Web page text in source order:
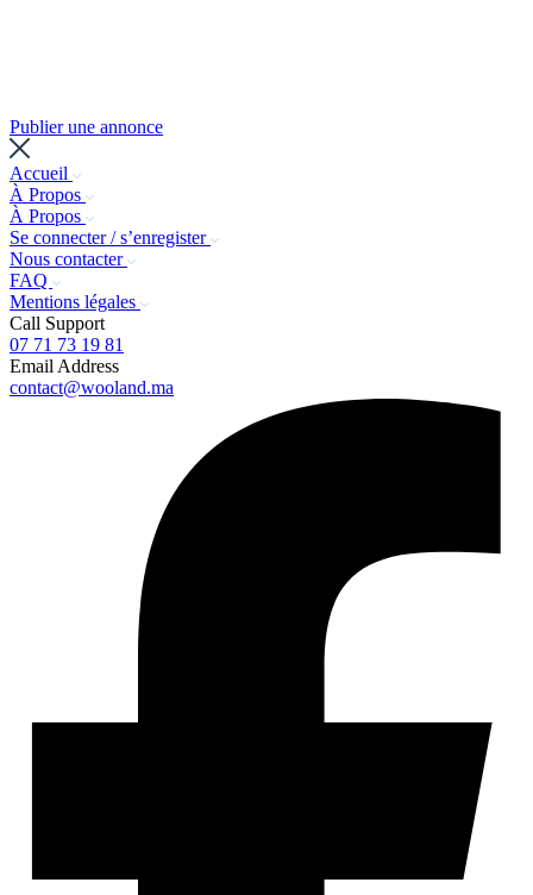
Publier une annonce
Accueil
À Propos
À Propos
Se connecter / s’enregister
Nous contacter
FAQ
Mentions légales
Call Support
07 71 73 19 81
Email Address
contact@wooland.ma